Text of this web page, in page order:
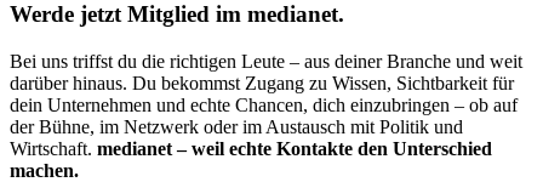
Werde jetzt Mitglied im medianet.
Bei uns triffst du die richtigen Leute – aus deiner Branche und weit
darüber hinaus. Du bekommst Zugang zu Wissen, Sichtbarkeit für
dein Unternehmen und echte Chancen, dich einzubringen – ob auf
der Bühne, im Netzwerk oder im Austausch mit Politik und
Wirtschaft. medianet – weil echte Kontakte den Unterschied
machen.